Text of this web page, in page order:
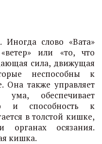
слово «Вата»
или «то, что
сила, движущая
неспособны к
Она также управляет
обеспечивает
и способность к
в толстой кишке,
органах осязания.
кишка.